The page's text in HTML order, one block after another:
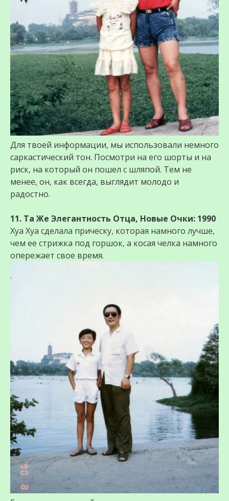
Для твоей информации, мы использовали немного
саркастический тон. Посмотри на его шорты и на
риск, на который он пошел с шляпой. Тем не
менее, он, как всегда, выглядит молодо и
радостно.
11. Та Же Элегантность Отца, Новые Очки: 1990
Хуа Хуа сделала прическу, которая намного лучше,
чем ее стрижка под горшок, а косая челка намного
опережает свое время.